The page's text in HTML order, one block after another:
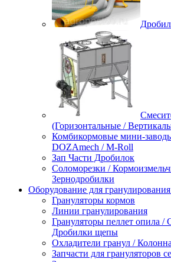
(Горизонтальные /
Комбикормовые мини-
DOZAmech / M-Roll
Зап Части Дробилок
Соломорезки /
Зернодробилки
Оборудование для
Грануляторы кормов
Линии гранулирования
Грануляторы пеллет опила
Дробилки щепы
Охладители гранул /
Запчасти для грануляторов